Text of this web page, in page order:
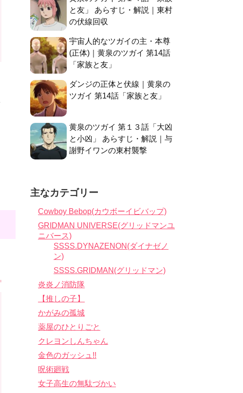
と友」 あらすじ・解説｜東村
の伏線回収
宇宙人的なツガイの主・本尊
(正体)｜黄泉のツガイ 第14話
「家族と友」
ダンジの正体と伏線｜黄泉の
ツガイ 第14話「家族と友」
黄泉のツガイ 第１３話「大凶
と小凶」 あらすじ・解説｜与
謝野イワンの東村襲撃
主なカテゴリー
Cowboy Bebop(カウボーイビバップ)
GRIDMAN UNIVERSE(グリッドマンユ
ニバース)
SSSS.DYNAZENON(ダイナゼノ
ン)
SSSS.GRIDMAN(グリッドマン)
炎炎ノ消防隊
【推しの子】
かがみの孤城
薬屋のひとりごと
クレヨンしんちゃん
金色のガッシュ!!
呪術廻戦
女子高生の無駄づかい